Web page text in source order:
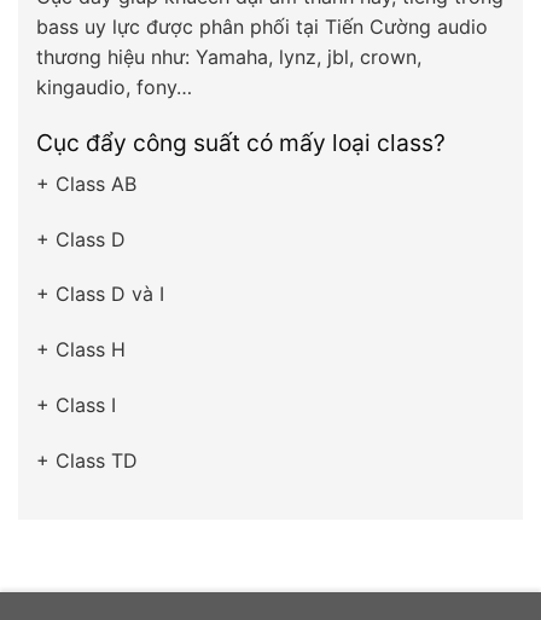
bass uy lực được phân phối tại Tiến Cường audio
thương hiệu như: Yamaha, lynz, jbl, crown,
kingaudio, fony…
Cục đẩy công suất có mấy loại class?
+ Class AB
+ Class D
+ Class D và I
+ Class H
+ Class I
+ Class TD